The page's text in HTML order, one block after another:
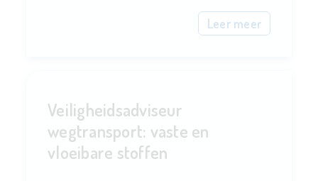
Leer meer
Veiligheidsadviseur
wegtransport: vaste en
vloeibare stoffen